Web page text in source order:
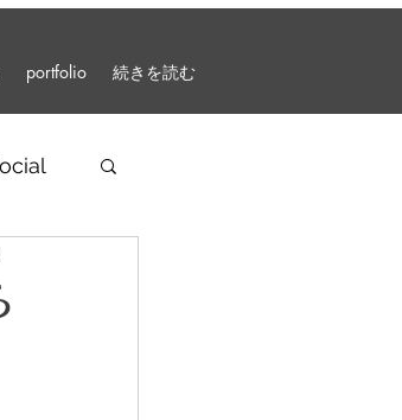
portfolio 続きを読む